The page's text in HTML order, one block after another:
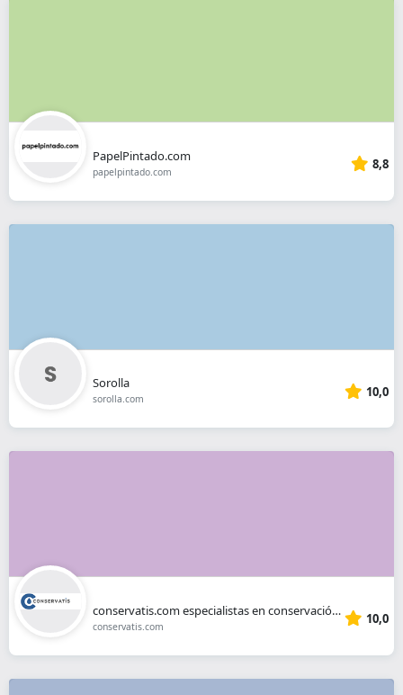
PapelPintado.com
papelpintado.com 8,8
Sorolla
sorolla.com 10,0
conservatis.com especialistas en conservación, protección y control
conservatis.com 10,0